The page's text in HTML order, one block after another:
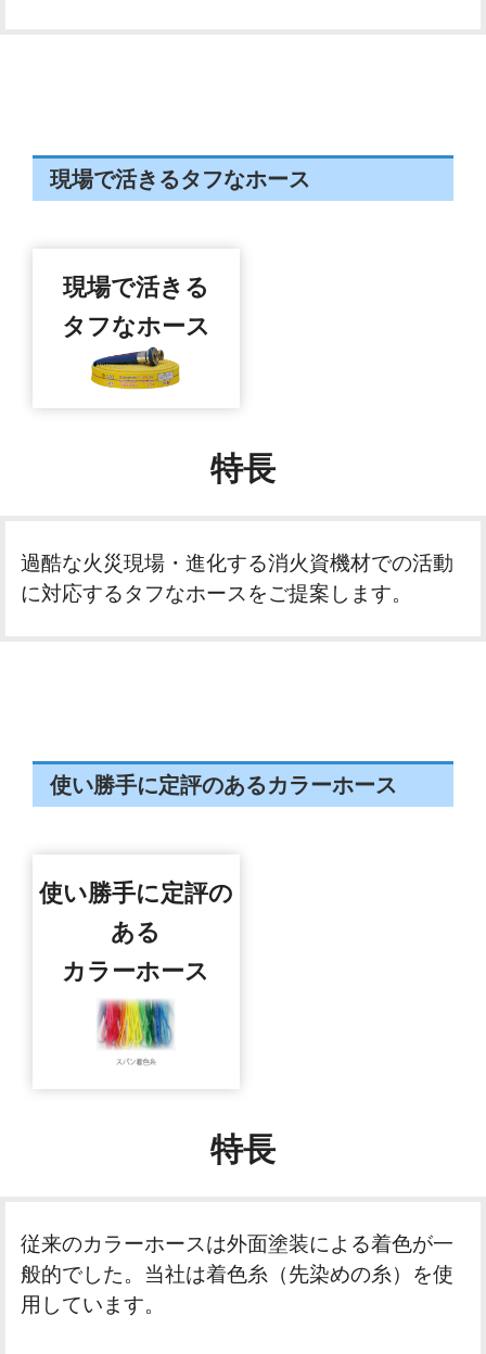
現場で活きるタフなホース
現場で活きる
タフなホース
特長
過酷な火災現場・進化する消火資機材での活動
に対応するタフなホースをご提案します。
使い勝手に定評のあるカラーホース
使い勝手に定評の
ある
カラーホース
特長
従来のカラーホースは外面塗装による着色が一
般的でした。当社は着色糸（先染めの糸）を使
用しています。